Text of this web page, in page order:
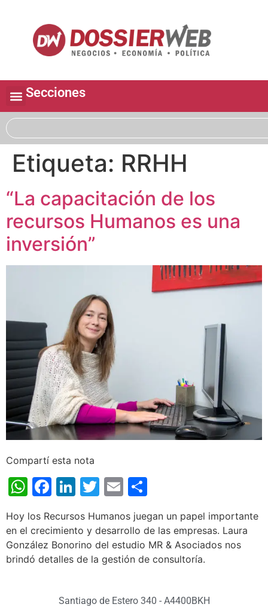
Secciones
Etiqueta: RRHH
“La capacitación de los
recursos Humanos es una
inversión”
Compartí esta nota
WhatsApp
Facebook
LinkedIn
Twitter
Email
Hoy los Recursos Humanos juegan un papel importante
en el crecimiento y desarrollo de las empresas. Laura
González Bonorino del estudio MR & Asociados nos
brindó detalles de la gestión de consultoría.
Santiago de Estero 340 - A4400BKH